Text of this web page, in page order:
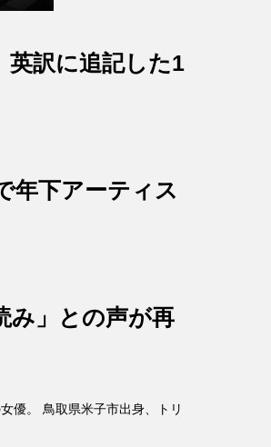
英訳に追記した1
年下アーティス
み」との声が再
優。 鳥取県米子市出身、トリ